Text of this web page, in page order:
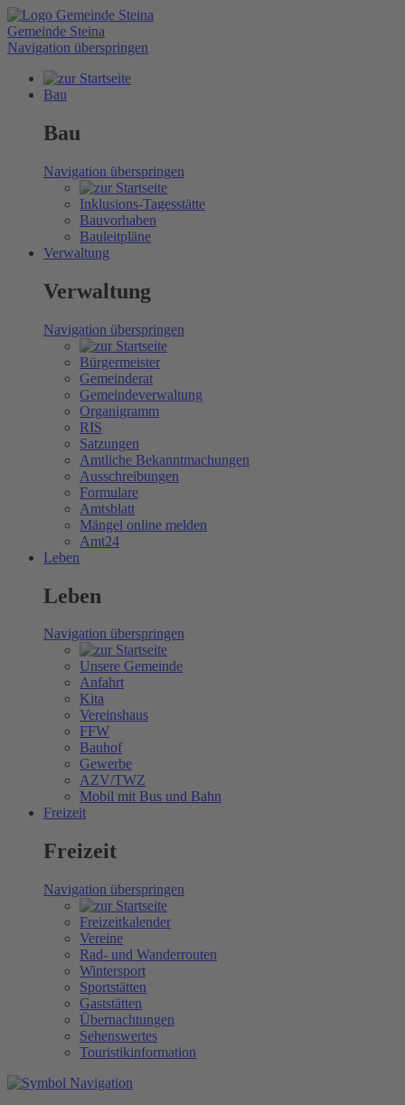
Gemeinde Steina
Navigation überspringen
Bau
Bau
Navigation überspringen
Inklusions-Tagesstätte
Bauvorhaben
Bauleitpläne
Verwaltung
Verwaltung
Navigation überspringen
Bürgermeister
Gemeinderat
Gemeindeverwaltung
Organigramm
RIS
Satzungen
Amtliche Bekanntmachungen
Ausschreibungen
Formulare
Amtsblatt
Mängel online melden
Amt24
Leben
Leben
Navigation überspringen
Unsere Gemeinde
Anfahrt
Kita
Vereinshaus
FFW
Bauhof
Gewerbe
AZV/TWZ
Mobil mit Bus und Bahn
Freizeit
Freizeit
Navigation überspringen
Freizeitkalender
Vereine
Rad- und Wanderrouten
Wintersport
Sportstätten
Gaststätten
Übernachtungen
Sehenswertes
Touristikinformation